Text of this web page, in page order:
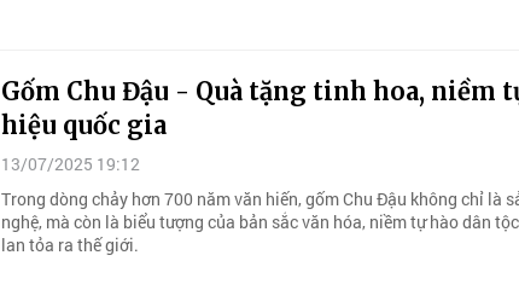
Gốm Chu Đậu - Quà tặng tinh hoa, niềm
hiệu quốc gia
13/07/2025 19:12
Trong dòng chảy hơn 700 năm văn hiến, gốm Chu Đậu không chỉ là
nghệ, mà còn là biểu tượng của bản sắc văn hóa, niềm tự hào dân
lan tỏa ra thế giới.